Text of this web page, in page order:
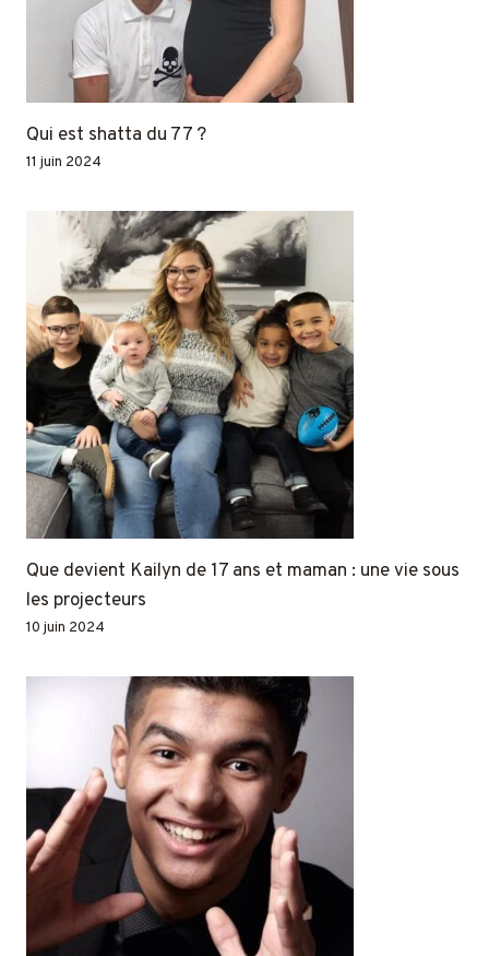
Qui est shatta du 77 ?
11 juin 2024
Que devient Kailyn de 17 ans et maman : une vie sous
les projecteurs
10 juin 2024